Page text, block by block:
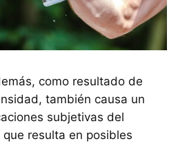
como resultado de
también causa un
subjetivas del
resulta en posibles